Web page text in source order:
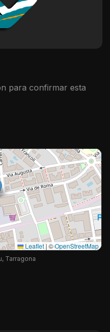
para confirmar esta
Leaflet | ©OpenStreetMap
Tarragona